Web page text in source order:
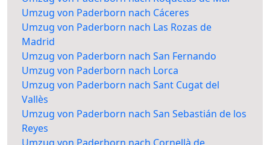
Umzug von Paderborn nach Cáceres
Umzug von Paderborn nach Las Rozas de
Madrid
Umzug von Paderborn nach San Fernando
Umzug von Paderborn nach Lorca
Umzug von Paderborn nach Sant Cugat del
Vallès
Umzug von Paderborn nach San Sebastián de los
Reyes